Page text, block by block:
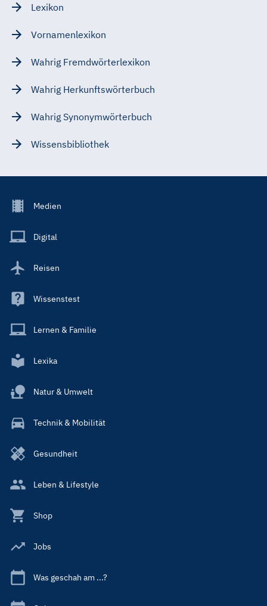
Lexikon
Vornamenlexikon
Wahrig Fremdwörterlexikon
Wahrig Herkunftswörterbuch
Wahrig Synonymwörterbuch
Wissensbibliothek
Footer
Main
Medien
Digital
Reisen
Wissenstest
Lernen & Familie
Lexika
Natur & Umwelt
Technik & Mobilität
Gesundheit
Leben & Lifestyle
Shop
Jobs
Was geschah am ...?